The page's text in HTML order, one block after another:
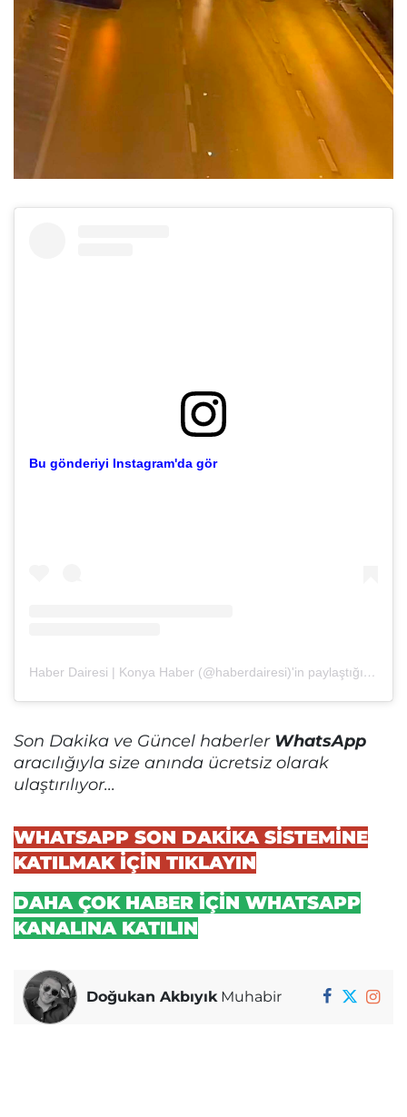
Bu gönderiyi Instagram'da gör
Haber Dairesi | Konya Haber (@haberdairesi)'in paylaştığı bir gönderi
Son Dakika ve Güncel haberler WhatsApp
aracılığıyla size anında ücretsiz olarak
ulaştırılıyor...
WHATSAPP SON DAKİKA SİSTEMİNE
KATILMAK İÇİN TIKLAYIN
DAHA ÇOK HABER İÇİN WHATSAPP
KANALINA KATILIN
Doğukan AkbıyıkMuhabir